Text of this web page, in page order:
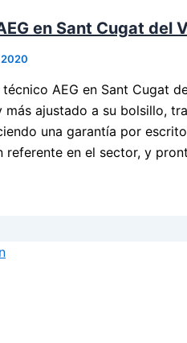
en Sant Cugat del
AEG en Sant Cugat
ajustado a su bolsillo,
una garantía por
referente en el sector, y